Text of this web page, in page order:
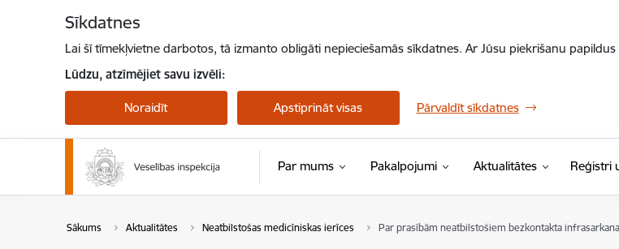
Sīkdatnes
Lai šī tīmekļvietne darbotos, tā izmanto obligāti nepieciešamās sīkdatnes. Ar Jūsu piekrišanu
Lūdzu, atzīmējiet savu izvēli:
Noraidīt Apstiprināt visas Pārvaldīt sīkdatnes
Par mums Pakalpojumi Aktualitātes Reģistri
Sākums Aktualitātes Neatbilstošas medicīniskas ierīces Par prasībām neatbilstošiem bezkontakta